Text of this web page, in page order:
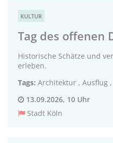
KULTUR
Tag des offenen
Historische Schätze und
erleben.
Tags: Architektur , Ausflug ,
13.09.2026, 10 Uhr
Stadt Köln